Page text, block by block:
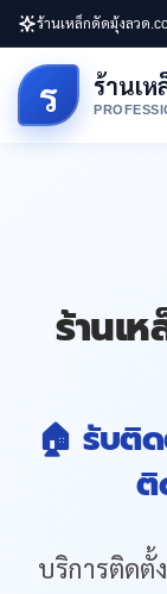
ร้านเหล็กดัดมุ้งลวด
ร ร้านเ
ร้านเ
🏠 รับติ
ติ
บริการติดตั้